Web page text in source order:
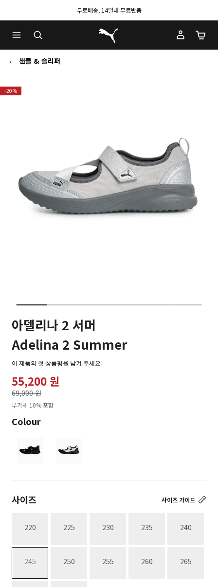
무료배송, 14일내 무료반품
푸마 홈
장바
샌들 & 슬리퍼
-20%
아델리나 2 서머
Adelina 2 Summer
이 제품의 첫 상품평을 남겨 주세요.
55,200 원
69,000 원
로
부가세 10% 포함
Colour
사이즈 가이드
사이즈
220재고없음 225재고없음 230재고없음 235재고없음 240재고없음
245재고없음 250재고없음 255재고없음 260재고없음 265재고없음